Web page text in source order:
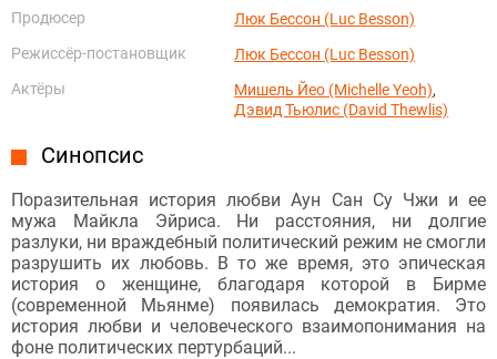
Продюсер
Люк Бессон (Luc Besson)
Режиссёр-постановщик
Люк Бессон (Luc Besson)
Актёры
Мишель Йео (Michelle Yeoh),
Дэвид Тьюлис (David Thewlis)
Синопсис
Поразительная история любви Аун Сан Су Чжи и ее
мужа Майкла Эйриса. Ни расстояния, ни долгие
разлуки, ни враждебный политический режим не смогли
разрушить их любовь. В то же время, это эпическая
история о женщине, благодаря которой в Бирме
(современной Мьянме) появилась демократия. Это
история любви и человеческого взаимопонимания на
фоне политических пертурбаций...